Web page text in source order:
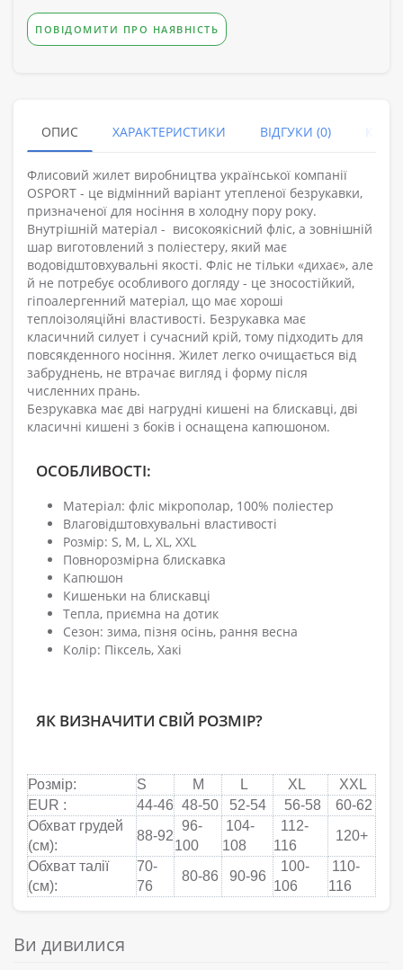
ПОВІДОМИТИ ПРО НАЯВНІСТЬ
ОПИС ХАРАКТЕРИСТИКИ ВІДГУКИ (0)
Флисовий жилет виробництва української компанії
OSPORT - це відмінний варіант утепленої безрукавки,
призначеної для носіння в холодну пору року.
Внутрішній матеріал - високоякісний фліс, а зовнішній
шар виготовлений з поліестеру, який має
водовідштовхувальні якості. Фліс не тільки «дихає», але
й не потребує особливого догляду - це зносостійкий,
гіпоалергенний матеріал, що має хороші
теплоізоляційні властивості. Безрукавка має
класичний силует і сучасний крій, тому підходить для
повсякденного носіння. Жилет легко очищається від
забруднень, не втрачає вигляд і форму після
численних прань.
Безрукавка має дві нагрудні кишені на блискавці, дві
класичні кишені з боків і оснащена капюшоном.
ОСОБЛИВОСТІ:
Матеріал: фліс мікрополар, 100% поліестер
Влаговідштовхувальні властивості
Розмір: S, M, L, XL, XXL
Повнорозмірна блискавка
Капюшон
Кишеньки на блискавці
Тепла, приємна на дотик
Сезон: зима, пізня осінь, рання весна
Колір: Піксель, Хакі
ЯК ВИЗНАЧИТИ СВІЙ РОЗМІР?
Розмір: S M L XL
XXL
EUR :
44-46 48-50 52-54 56-58
60-62
Обхват грудей
(см):
88-92
96-
100
104-
108
112-
116
120+
Обхват талії
(см):
70-
76
80-86 90-96
100-
106
110-
116
Ви дивилися